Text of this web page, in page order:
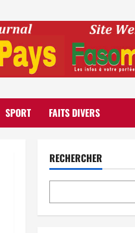
SPORT FAITS DIVERS
RECHERCHER